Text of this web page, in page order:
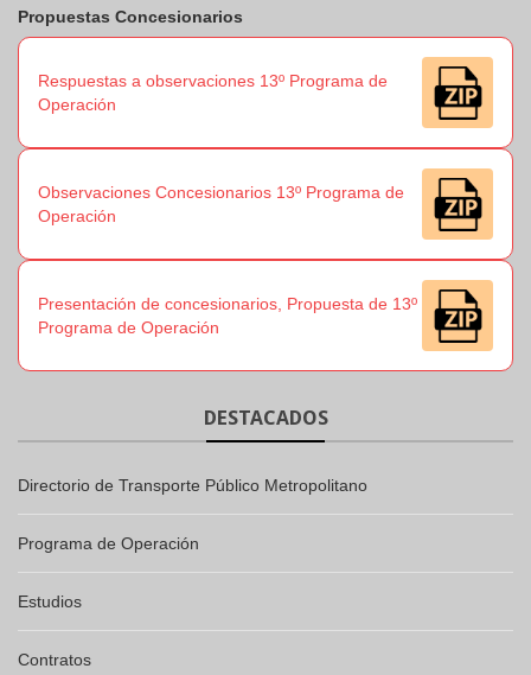
Propuestas Concesionarios
Respuestas a observaciones 13º Programa de
Operación
Observaciones Concesionarios 13º Programa de
Operación
Presentación de concesionarios, Propuesta de 13º
Programa de Operación
DESTACADOS
Directorio de Transporte Público Metropolitano
Programa de Operación
Estudios
Contratos